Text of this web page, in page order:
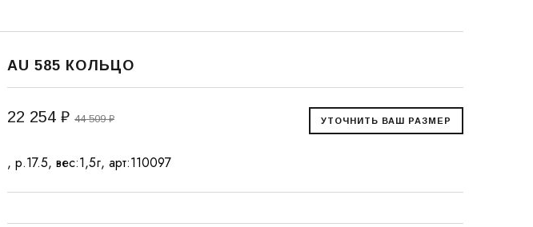
AU 585 КОЛЬЦО
22 254 ₽ 44 509 ₽
, р.17.5, вес:1,5г, арт:110097